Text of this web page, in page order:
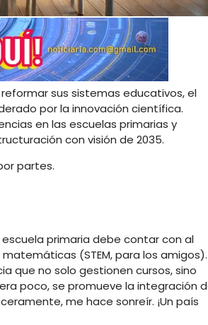
sus sistemas educativos, el
por la innovación científica.
en las escuelas primarias y
con visión de 2035.
partes.
primaria debe contar con al
(STEM, para los amigos).
que no solo gestionen cursos, sino
poco, se promueve la integración
me hace sonreír. ¡Un país